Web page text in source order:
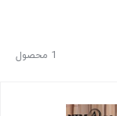
1 محصول